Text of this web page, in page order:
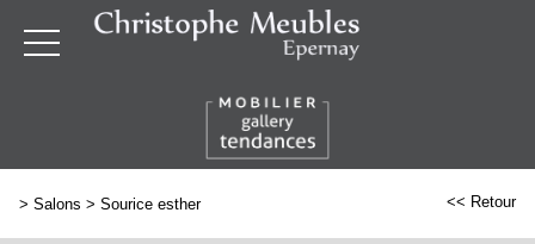
> Salons > Sourice esther << Retour